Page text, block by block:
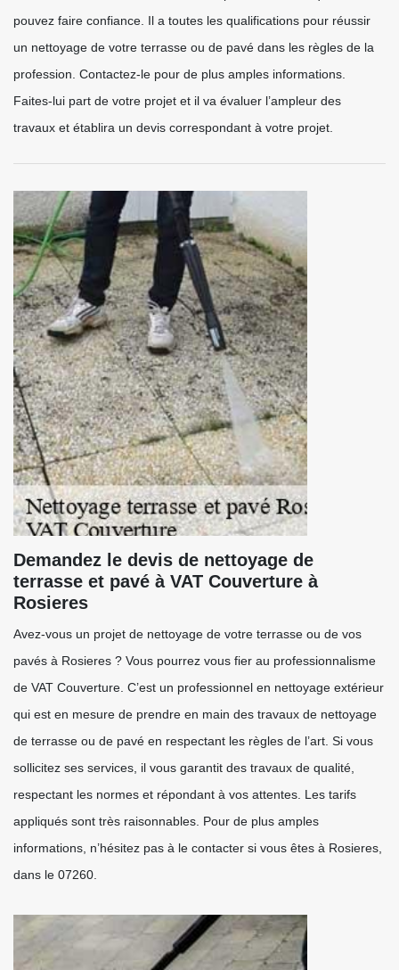
pouvez faire confiance. Il a toutes les qualifications pour réussir
un nettoyage de votre terrasse ou de pavé dans les règles de la
profession. Contactez-le pour de plus amples informations.
Faites-lui part de votre projet et il va évaluer l’ampleur des
travaux et établira un devis correspondant à votre projet.
Demandez le devis de nettoyage de
terrasse et pavé à VAT Couverture à
Rosieres
Avez-vous un projet de nettoyage de votre terrasse ou de vos
pavés à Rosieres ? Vous pourrez vous fier au professionnalisme
de VAT Couverture. C’est un professionnel en nettoyage extérieur
qui est en mesure de prendre en main des travaux de nettoyage
de terrasse ou de pavé en respectant les règles de l’art. Si vous
sollicitez ses services, il vous garantit des travaux de qualité,
respectant les normes et répondant à vos attentes. Les tarifs
appliqués sont très raisonnables. Pour de plus amples
informations, n’hésitez pas à le contacter si vous êtes à Rosieres,
dans le 07260.